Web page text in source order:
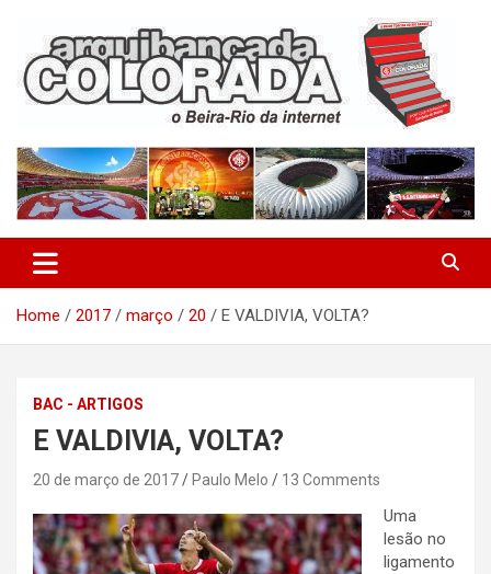
content
Arquibancada Colorada
Home 2017 março 20 E VALDIVIA, VOLTA?
BAC - ARTIGOS
E VALDIVIA, VOLTA?
20 de março de 2017 Paulo Melo 13 Comments
Uma
lesão no
ligamento